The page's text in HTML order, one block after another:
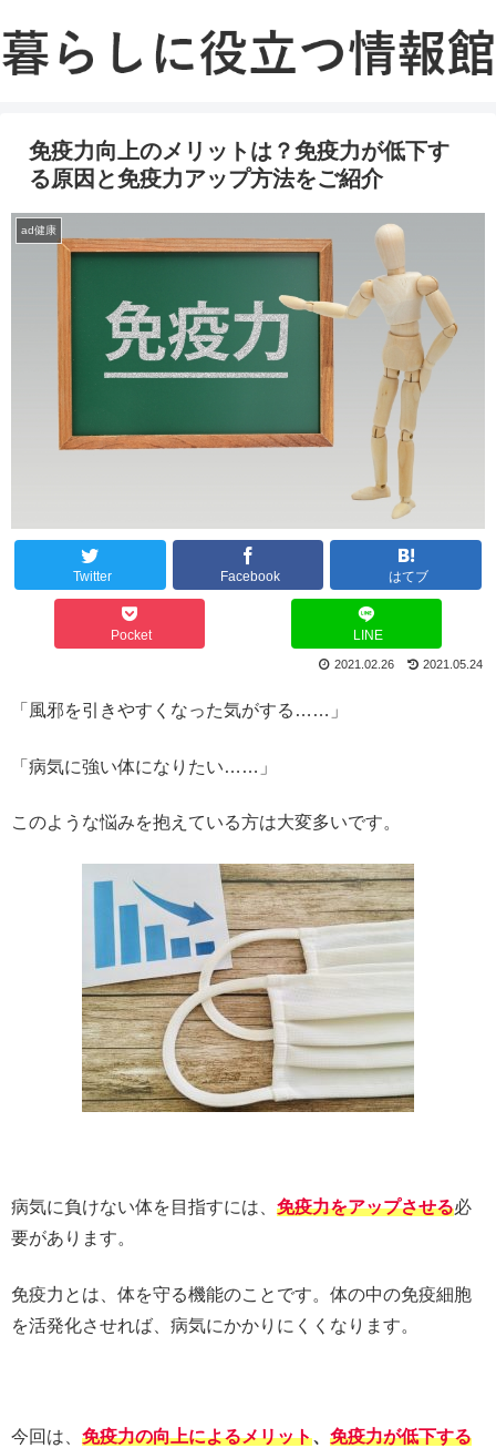
免疫力向上のメリットは？免疫力が低下す
る原因と免疫力アップ方法をご紹介
ad健康
Twitter Facebook はてブ
Pocket LINE
2021.05.24
2021.02.26
「風邪を引きやすくなった気がする……」
「病気に強い体になりたい……」
このような悩みを抱えている方は大変多いです。
病気に負けない体を目指すには、 免疫力をアップさせる必
要があります。
免疫力とは、体を守る機能のことです。体の中の免疫細胞
を活発化させれば、病気にかかりにくくなります。
今回は、 免疫力の向上によるメリット、 免疫力が低下する